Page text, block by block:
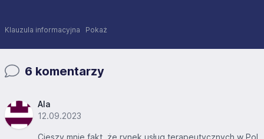
Klauzula informacyjna Pokaż
6 komentarzy
Ala
12.09.2023